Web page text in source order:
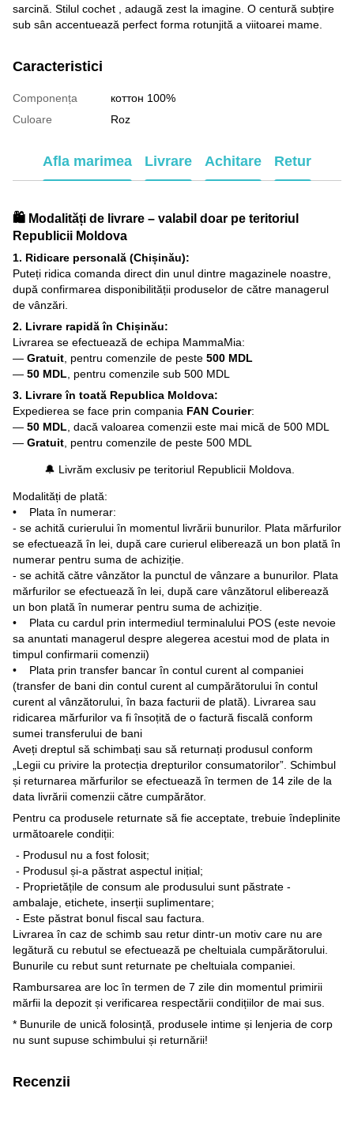
sarcină. Stilul cochet , adaugă zest la imagine. O centură subțire
sub sân accentuează perfect forma rotunjită a viitoarei mame.
Caracteristici
Componența
коттон 100%
Culoare
Roz
Afla marimea Livrare Achitare Retur
🛍️ Modalități de livrare – valabil doar pe teritoriul
Republicii Moldova
1. Ridicare personală (Chișinău):
Puteți ridica comanda direct din unul dintre magazinele noastre,
după confirmarea disponibilității produselor de către managerul
de vânzări.
2. Livrare rapidă în Chișinău:
Livrarea se efectuează de echipa MammaMia:
— Gratuit , pentru comenzile de peste 500 MDL
— 50 MDL , pentru comenzile sub 500 MDL
3. Livrare în toată Republica Moldova:
Expedierea se face prin compania FAN Courier:
— 50 MDL , dacă valoarea comenzii este mai mică de 500 MDL
— Gratuit , pentru comenzile de peste 500 MDL
🔔 Livrăm exclusiv pe teritoriul Republicii Moldova.
Modalități de plată:
• Plata în numerar:
- se achită curierului în momentul livrării bunurilor. Plata mărfurilor
se efectuează în lei, după care curierul eliberează un bon plată în
numerar pentru suma de achiziție.
- se achită către vânzător la punctul de vânzare a bunurilor. Plata
mărfurilor se efectuează în lei, după care vânzătorul eliberează
un bon plată în numerar pentru suma de achiziție.
• Plata cu cardul prin intermediul terminalului POS (este nevoie
sa anuntati managerul despre alegerea acestui mod de plata in
timpul confirmarii comenzii)
• Plata prin transfer bancar în contul curent al companiei
(transfer de bani din contul curent al cumpărătorului în contul
curent al vânzătorului, în baza facturii de plată). Livrarea sau
ridicarea mărfurilor va fi însoțită de o factură fiscală conform
sumei transferului de bani
Aveți dreptul să schimbați sau să returnați produsul conform
„Legii cu privire la protecția drepturilor consumatorilor”. Schimbul
și returnarea mărfurilor se efectuează în termen de 14 zile de la
data livrării comenzii către cumpărător.
Pentru ca produsele returnate să fie acceptate, trebuie îndeplinite
următoarele condiții:
- Produsul nu a fost folosit;
- Produsul și-a păstrat aspectul inițial;
- Proprietățile de consum ale produsului sunt păstrate -
ambalaje, etichete, inserții suplimentare;
- Este păstrat bonul fiscal sau factura.
Livrarea în caz de schimb sau retur dintr-un motiv care nu are
legătură cu rebutul se efectuează pe cheltuiala cumpărătorului.
Bunurile cu rebut sunt returnate pe cheltuiala companiei.
Rambursarea are loc în termen de 7 zile din momentul primirii
mărfii la depozit și verificarea respectării condițiilor de mai sus.
* Bunurile de unică folosință, produsele intime și lenjeria de corp
nu sunt supuse schimbului și returnării!
Recenzii